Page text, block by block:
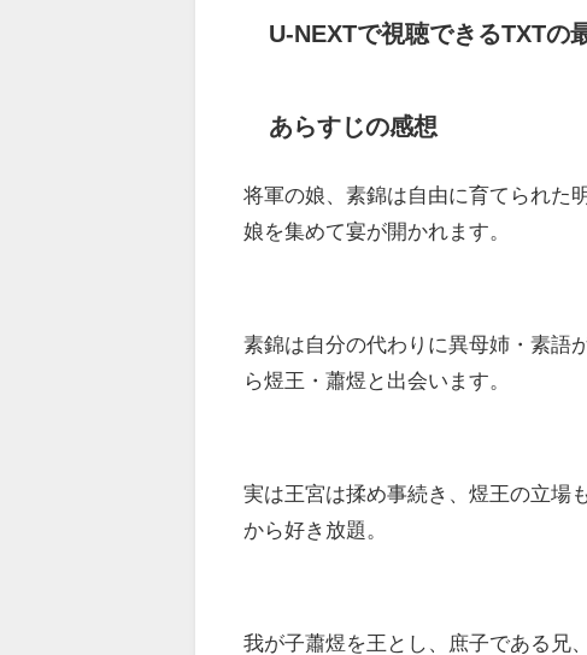
U-NEXTで視聴できるTXTの
あらすじの感想
将軍の娘、素錦は自由に育てられた
娘を集めて宴が開かれます。
素錦は自分の代わりに異母姉・素語
ら煜王・蕭煜と出会います。
実は王宮は揉め事続き、煜王の立場
から好き放題。
我が子蕭煜を王とし、庶子である兄